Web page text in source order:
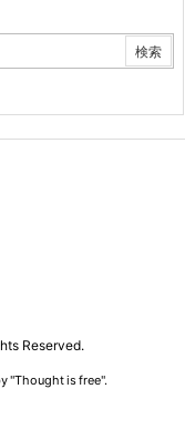
Reserved.
"Thought is free".